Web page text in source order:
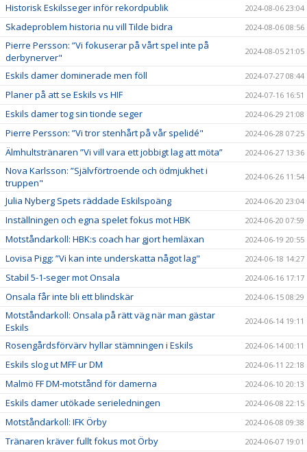
Historisk Eskilsseger inför rekordpublik 2024-08-06 23:04
Skadeproblem historia nu vill Tilde bidra 2024-08-06 08:56
Pierre Persson: ”Vi fokuserar på vårt spel inte på
derbynerver"
2024-08-05 21:05
Eskils damer dominerade men föll 2024-07-27 08:44
Planer på att se Eskils vs HIF 2024-07-16 16:51
Eskils damer tog sin tionde seger 2024-06-29 21:08
Pierre Persson: ”Vi tror stenhårt på vår spelidé" 2024-06-28 07:25
Älmhultstränaren ”Vi vill vara ett jobbigt lag att möta” 2024-06-27 13:36
Nova Karlsson: ”Självförtroende och ödmjukhet i
truppen"
2024-06-26 11:54
Julia Nyberg Spets räddade Eskilspoäng 2024-06-20 23:04
Inställningen och egna spelet fokus mot HBK 2024-06-20 07:59
Motståndarkoll: HBK:s coach har gjort hemläxan 2024-06-19 20:55
Lovisa Pigg: ”Vi kan inte underskatta något lag" 2024-06-18 14:27
Stabil 5-1-seger mot Onsala 2024-06-16 17:17
Onsala får inte bli ett blindskär 2024-06-15 08:29
Motståndarkoll: Onsala på rätt väg när man gästar
Eskils
2024-06-14 19:11
Rosengårdsförvärv hyllar stämningen i Eskils 2024-06-14 00:11
Eskils slog ut MFF ur DM 2024-06-11 22:18
Malmö FF DM-motstånd för damerna 2024-06-10 20:13
Eskils damer utökade serieledningen 2024-06-08 22:15
Motståndarkoll: IFK Örby 2024-06-08 09:38
Tränaren kräver fullt fokus mot Örby 2024-06-07 19:01